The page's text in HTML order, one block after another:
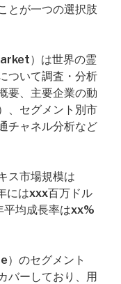
とが一つの選択肢
）は世界の霊
ついて調査・分析
要、主要企業の動
、セグメント別市
チャネル分析など
ス市場規模は
にはxxx百万ドル
平均成長率はxx%
）のセグメント
バーしており、用